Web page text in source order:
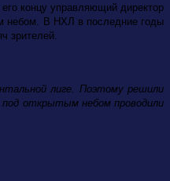
концу управляющий директор
небом. В НХЛ в последние годы
зрителей.
лиге. Поэтому решили
открытым небом проводили